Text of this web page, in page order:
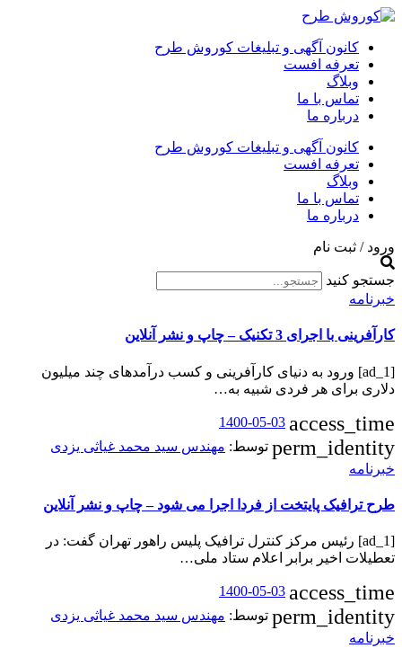
کانون آگهی و تبلیغات کوروش طرح
تعرفه افست
وبلاگ
تماس با ما
درباره ما
کانون آگهی و تبلیغات کوروش طرح
تعرفه افست
وبلاگ
تماس با ما
درباره ما
ورود / ثبت نام
جستجو کنید
خبرنامه
کارآفرینی با اجرای 3 تکنیک – چاپ و نشر آنلاین
[ad_1] ورود به دنیای کارآفرینی و کسب درآمدهای چند میلیون
دلاری برای هر فردی شبیه به…
access_time
1400-05-03
perm_identity توسط: مهندس سید محمد غیاثی یزدی
خبرنامه
طرح ترافیک پایتخت از فردا اجرا می شود – چاپ و نشر آنلاین
[ad_1] رئیس مرکز کنترل ترافیک پلیس راهور تهران گفت: در
تعطیلات اخیر برابر اعلام ستاد ملی…
access_time
1400-05-03
perm_identity توسط: مهندس سید محمد غیاثی یزدی
خبرنامه